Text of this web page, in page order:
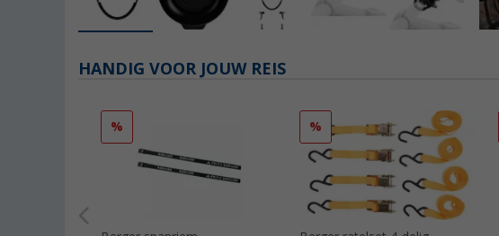
HANDIG VOOR JOUW REIS
% %